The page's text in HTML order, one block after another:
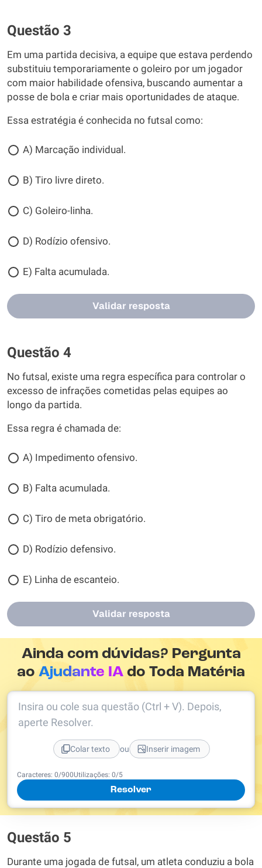
Questão 3
Em uma partida decisiva, a equipe que estava perdendo
substituiu temporariamente o goleiro por um jogador
com maior habilidade ofensiva, buscando aumentar a
posse de bola e criar mais oportunidades de ataque.
Essa estratégia é conhecida no futsal como:
A) Marcação individual.
B) Tiro livre direto.
C) Goleiro-linha.
D) Rodízio ofensivo.
E) Falta acumulada.
Validar resposta
Questão 4
No futsal, existe uma regra específica para controlar o
excesso de infrações cometidas pelas equipes ao
longo da partida.
Essa regra é chamada de:
A) Impedimento ofensivo.
B) Falta acumulada.
C) Tiro de meta obrigatório.
D) Rodízio defensivo.
E) Linha de escanteio.
Validar resposta
Ainda com dúvidas? Pergunta
aoAjudante IA do Toda Matéria
Caracteres: 0/900Utilizações: 0/5
Resolver
Insira ou cole sua questão (Ctrl + V). Depois,
aperte Resolver.
Colar texto ou Inserir imagem
Questão 5
Durante uma jogada de futsal, um atleta conduziu a bola